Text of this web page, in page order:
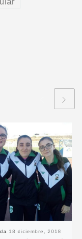
18 diciembre, 2018